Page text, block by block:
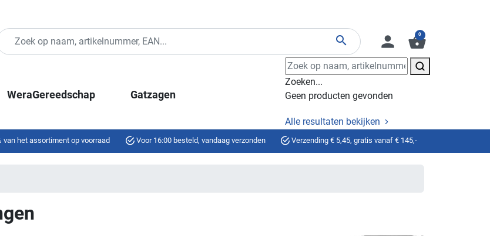
search person shopping_basket
0
WeraGereedschap Gatzagen
Zoeken...
Geen producten gevonden
Alle resultaten bekijken
van het assortiment op voorraad Voor 16:00 besteld, vandaag verzonden Verzending € 5,45, gratis vanaf € 145,-